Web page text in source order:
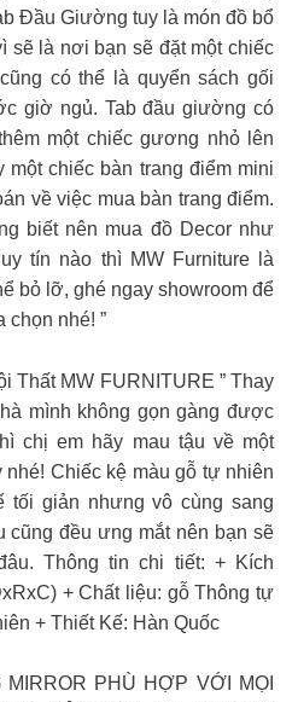
Đầu Giường tuy là món đồ bổ
sẽ là nơi bạn sẽ đặt một chiếc
có thể là quyển sách gối
giờ ngủ. Tab đầu giường có
một chiếc gương nhỏ lên
một chiếc bàn trang điểm mini
về việc mua bàn trang điểm.
biết nên mua đồ Decor như
tín nào thì MW Furniture là
bỏ lỡ, ghé ngay showroom để
chọn nhé! ”
MW FURNITURE ” Thay
mình không gọn gàng được
chị em hãy mau tậu về một
Chiếc kệ màu gỗ tự nhiên
tối giản nhưng vô cùng sang
cũng đều ưng mắt nên bạn sẽ
Thông tin chi tiết: + Kích
+ Chất liệu: gỗ Thông tự
+ Thiết Kế: Hàn Quốc
MIRROR PHÙ HỢP VỚI MỌI